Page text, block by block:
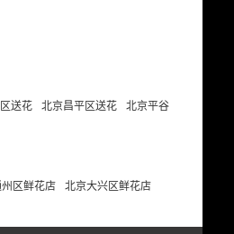
送花 北京昌平区送花
北京平谷
区鲜花店
北京大兴区鲜花店